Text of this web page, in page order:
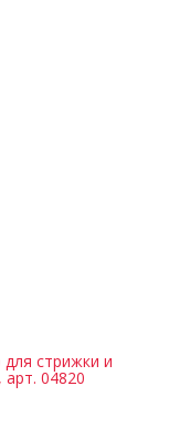
стрижки и
арт. 04820